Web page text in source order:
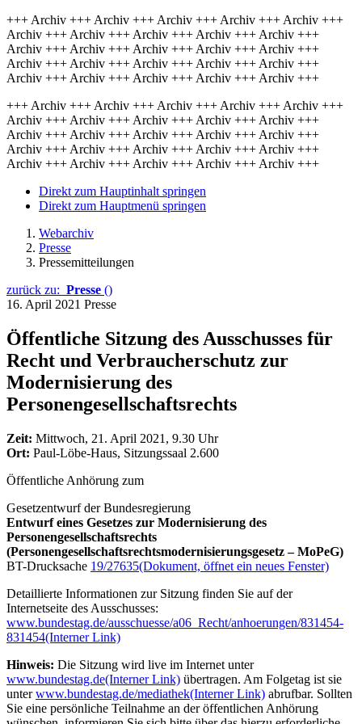
+++ Archiv +++ Archiv +++ Archiv +++ Archiv +++ Archiv +++
Archiv +++ Archiv +++ Archiv +++ Archiv +++ Archiv +++
Archiv +++ Archiv +++ Archiv +++ Archiv +++ Archiv +++
Archiv +++ Archiv +++ Archiv +++ Archiv +++ Archiv +++
Archiv +++ Archiv +++ Archiv +++ Archiv +++ Archiv +++
+++ Archiv +++ Archiv +++ Archiv +++ Archiv +++ Archiv +++
Archiv +++ Archiv +++ Archiv +++ Archiv +++ Archiv +++
Archiv +++ Archiv +++ Archiv +++ Archiv +++ Archiv +++
Archiv +++ Archiv +++ Archiv +++ Archiv +++ Archiv +++
Archiv +++ Archiv +++ Archiv +++ Archiv +++ Archiv +++
Direkt zum Hauptinhalt springen
Direkt zum Hauptmenü springen
Webarchiv
Presse
Pressemitteilungen
zurück zu: Presse ()
16. April 2021 Presse
Öffentliche Sitzung des Ausschusses für
Recht und Verbraucherschutz zur
Modernisierung des
Personengesellschaftsrechts
Zeit: Mittwoch, 21. April 2021, 9.30 Uhr
Ort: Paul-Löbe-Haus, Sitzungssaal 2.600
Öffentliche Anhörung zum
Gesetzentwurf der Bundesregierung
Entwurf eines Gesetzes zur Modernisierung des
Personengesellschaftsrechts
(Personengesellschaftsrechtsmodernisierungsgesetz – MoPeG)
BT-Drucksache 19/27635(Dokument, öffnet ein neues Fenster)
Detaillierte Informationen zur Sitzung finden Sie auf der
Internetseite des Ausschusses:
www.bundestag.de/ausschuesse/a06_Recht/anhoerungen/831454-
831454(Interner Link)
Hinweis: Die Sitzung wird live im Internet unter
www.bundestag.de(Interner Link) übertragen. Am Folgetag ist sie
unterwww.bundestag.de/mediathek(Interner Link) abrufbar. Sollten
Sie eine persönliche Teilnahme an der öffentlichen Anhörung